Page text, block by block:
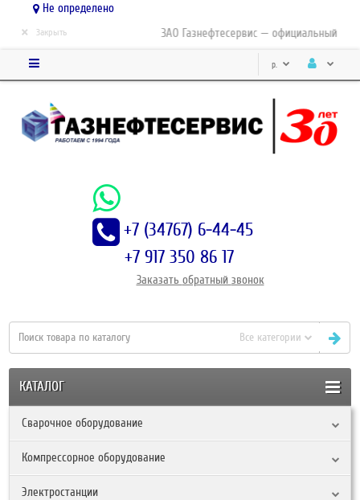
Не определено
ЗАО Газнефтесервис — официальный
× Закрыть
р.
+7 (34767) 6-44-45
+7 917 350 86 17
Заказать обратный звонок
Все категории
КАТАЛОГ
Сварочное оборудование
Компрессорное оборудование
Электростанции